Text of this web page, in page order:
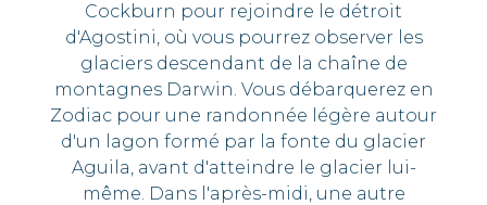
Cockburn pour rejoindre le détroit
d'Agostini, où vous pourrez observer les
glaciers descendant de la chaîne de
montagnes Darwin. Vous débarquerez en
Zodiac pour une randonnée légère autour
d'un lagon formé par la fonte du glacier
Aguila, avant d'atteindre le glacier lui-
même. Dans l'après-midi, une autre